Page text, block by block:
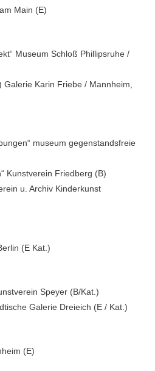
Main (E)
Museum Schloß Phillipsruhe /
Karin Friebe / Mannheim,
museum gegenstandsfreie
Kunstverein Friedberg (B)
u. Archiv Kinderkunst
(E Kat.)
Speyer (B/Kat.)
Galerie Dreieich (E / Kat.)
(E)